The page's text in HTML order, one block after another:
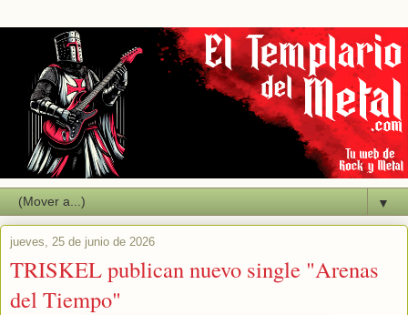
▼
jueves, 25 de junio de 2026
TRISKEL publican nuevo single "Arenas
del Tiempo"